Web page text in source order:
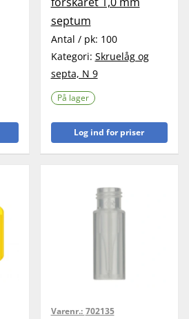
septum
Antal / pk: 100
Kategori: Skruelåg og
septa, N 9
På lager
Log ind for priser
Varenr.: 702135